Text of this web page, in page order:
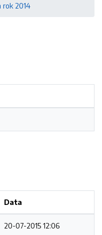
rok 2014
Data
20-07-2015 12:06